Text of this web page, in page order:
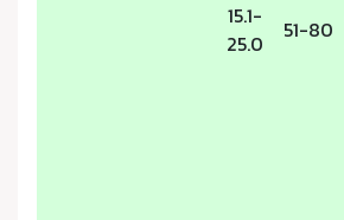
15.1-
25.0
51-80